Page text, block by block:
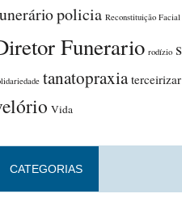
policia Reconstituição Facial
Funerario rodízio
tanatopraxia terceirizar
Vida
CATEGORIAS